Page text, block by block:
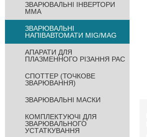
ЗВАРЮВАЛЬНІ ІНВЕРТОРИ
MMA
ЗВАРЮВАЛЬНІ
НАПІВАВТОМАТИ MIG/MAG
АПАРАТИ ДЛЯ
ПЛАЗМЕННОГО РІЗАННЯ PAC
СПОТТЕР (ТОЧКОВЕ
ЗВАРЮВАННЯ)
ЗВАРЮВАЛЬНІ МАСКИ
КОМПЛЕКТУЮЧІ ДЛЯ
ЗВАРЮВАЛЬНОГО
УСТАТКУВАННЯ